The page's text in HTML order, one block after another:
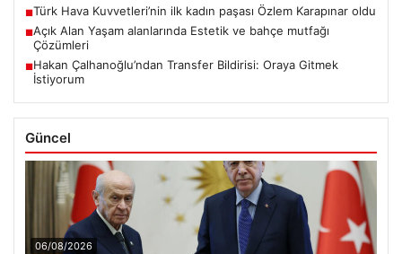
■Türk Hava Kuvvetleri’nin ilk kadın paşası Özlem Karapınar oldu
■Açık Alan Yaşam alanlarında Estetik ve bahçe mutfağı
Çözümleri
■Hakan Çalhanoğlu’ndan Transfer Bildirisi: Oraya Gitmek
İstiyorum
Güncel
06/08/2026